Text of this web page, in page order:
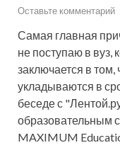
Оставьте комментарий
Самая главная
не поступаю в вуз,
заключается в
укладываются в
беседе с
образовательным
MAXIMUM